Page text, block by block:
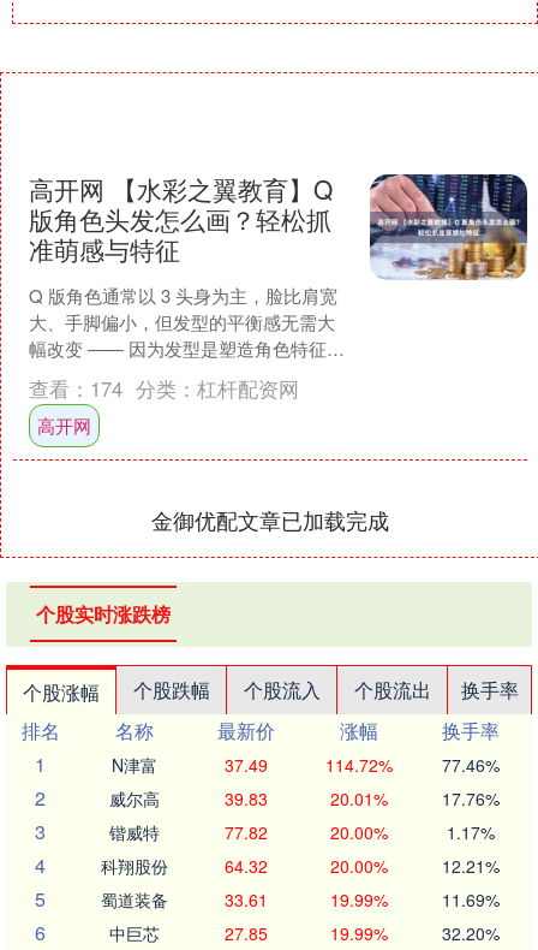
高开网 【水彩之翼教育】Q
版角色头发怎么画？轻松抓
准萌感与特征
Q 版角色通常以 3 头身为主，脸比肩宽
大、手脚偏小，但发型的平衡感无需大
幅改变 —— 因为发型是塑造角色特征的
关键，只要精准捕捉发型的剪影和核心
特点进行变形，....
查看： 174 分类： 杠杆配资网
高开网
金御优配文章已加载完成
个股实时涨跌榜
个股涨幅 个股跌幅 个股流入 个股流出
换手率
排名
名称 最新价 涨幅
换手率
1
N津富 37.49 114.72% 77.46%
2 威尔高 39.83 20.01% 17.76%
3 锴威特 77.82 20.00% 1.17%
4 科翔股份 64.32 20.00% 12.21%
5 蜀道装备 33.61 19.99% 11.69%
6 中巨芯 27.85 19.99% 32.20%